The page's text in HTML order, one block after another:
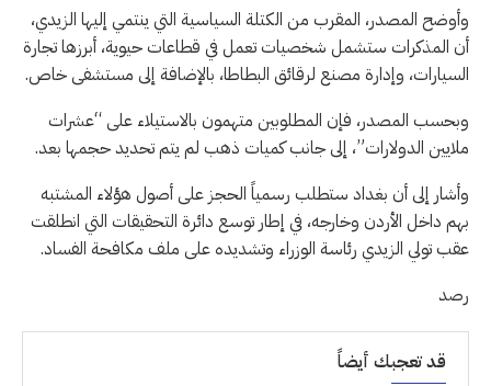
وأوضح المصدر، المقرب من الكتلة السياسية التي ينتمي إليها الزيدي،
أن المذكرات ستشمل شخصيات تعمل في قطاعات حيوية، أبرزها تجارة
السيارات، وإدارة مصنع لرقائق البطاطا، بالإضافة إلى مستشفى خاص.
وبحسب المصدر، فإن المطلوبين متهمون بالاستيلاء على “عشرات
ملايين الدولارات”، إلى جانب كميات ذهب لم يتم تحديد حجمها بعد.
وأشار إلى أن بغداد ستطلب رسمياً الحجز على أصول هؤلاء المشتبه
بهم داخل الأردن وخارجه، في إطار توسع دائرة التحقيقات التي انطلقت
عقب تولي الزيدي رئاسة الوزراء وتشديده على ملف مكافحة الفساد.
رصد
قد تعجبك أيضاً